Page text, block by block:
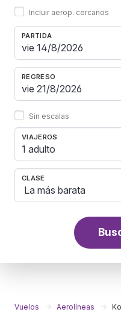
Incluir aerop. cercanos
PARTIDA
REGRESO
Sin escalas
VIAJEROS
1 adulto
CLASE
Vuelos Aerolíneas